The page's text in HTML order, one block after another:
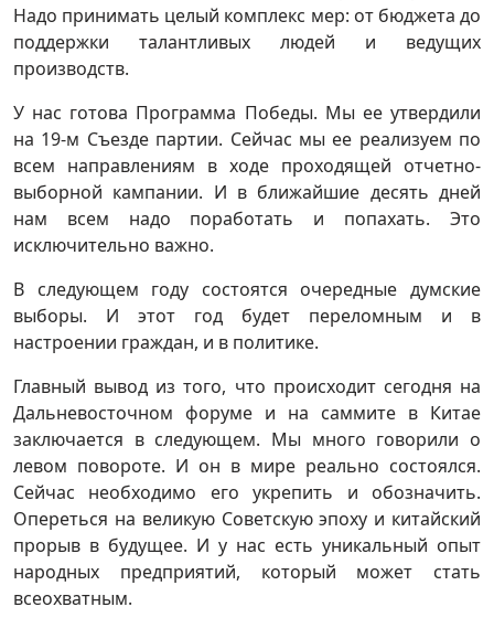
Надо принимать целый комплекс мер: от бюджета до
поддержки талантливых людей и ведущих
производств.
У нас готова Программа Победы. Мы ее утвердили
на 19-м Съезде партии. Сейчас мы ее реализуем по
всем направлениям в ходе проходящей отчетно-
выборной кампании. И в ближайшие десять дней
нам всем надо поработать и попахать. Это
исключительно важно.
В следующем году состоятся очередные думские
выборы. И этот год будет переломным и в
настроении граждан, и в политике.
Главный вывод из того, что происходит сегодня на
Дальневосточном форуме и на саммите в Китае
заключается в следующем. Мы много говорили о
левом повороте. И он в мире реально состоялся.
Сейчас необходимо его укрепить и обозначить.
Опереться на великую Советскую эпоху и китайский
прорыв в будущее. И у нас есть уникальный опыт
народных предприятий, который может стать
всеохватным.